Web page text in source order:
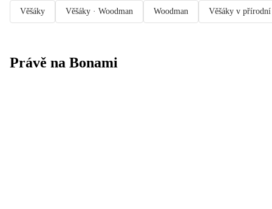
Věšáky Věšáky · Woodman Woodman Věšáky v přírodní
Právě na Bonami